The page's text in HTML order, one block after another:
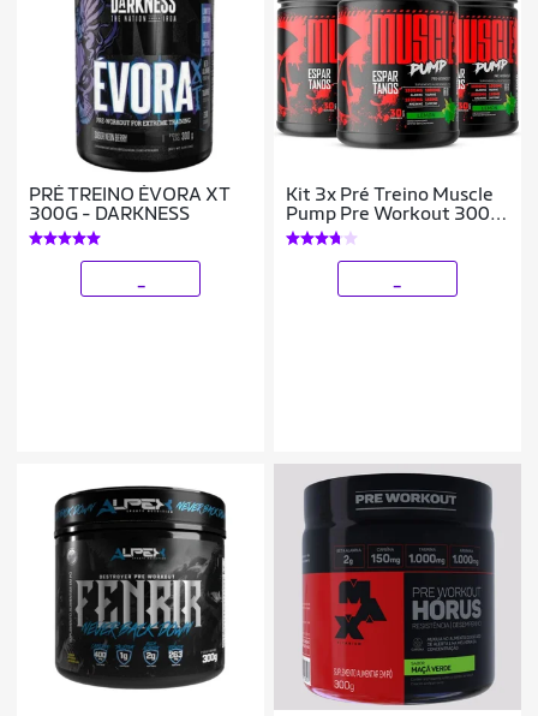
PRÉ TREINO ÉVORA XT
300G - DARKNESS
Kit 3x Pré Treino Muscle
Pump Pre Workout 300g
Espartanos